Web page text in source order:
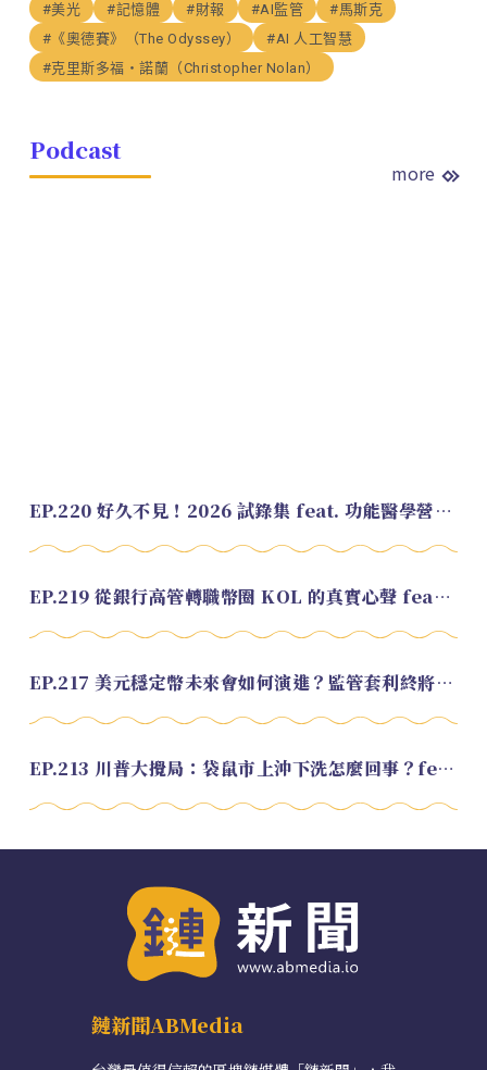
#美光
#記憶體 #財報 #AI監管
#馬斯克
#《奧德賽》（The Odyssey）
#AI 人工智慧
#克里斯多福・諾蘭（Christopher Nolan）
Podcast
more
EP.220 好久不見！2026 試錄集 feat. 功能醫學營養師 美寶
EP.219 從銀行高管轉職幣圈 KOL 的真實心聲 feat.龜大
EP.217 美元穩定幣未來會如何演進？監管套利終將收斂？feat. 研究員 余哲安
EP.213 川普大攪局：袋鼠市上沖下洗怎麼回事？feat. Alvin
鏈新聞ABMedia